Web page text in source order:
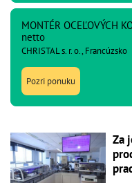
MONTÉR OCEĽOVÝCH
netto
CHRISTAL s. r. o., Francúzsko
Pozri ponuku
Za